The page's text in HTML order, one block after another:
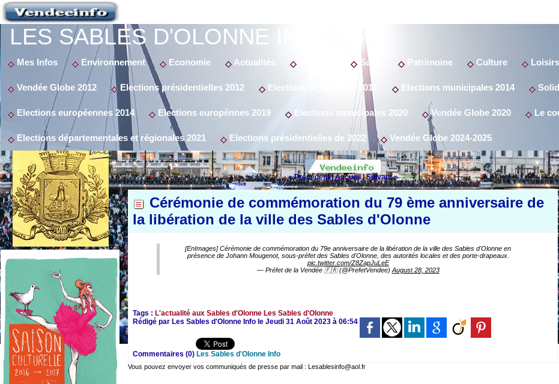
LES SABLES D'OLONNE INFO
Mes Infos Environnement Economie Actualités Santé Patrimoine Culture Loisirs
Vendée Globe 2012 Elections présidentielles 2012 Elections législatives 2012 Elections municipales 2014
Elections européennes 2014 Elections europénnes 2019 Elections municipales 2020 Vendée Globe 2020 Le
Elections départementales et régionales 2021 Elections présidentielles de 2022 Vendée Globe 2024-2025
« Précédent |Accueil |Suivant »
Cérémonie de commémoration du 79 ème anniversaire de
la libération de la ville des Sables d'Olonne
[EnImages] Cérémonie de commémoration du 79e anniversaire de la libération de la ville des Sables d'Olonne en
présence de Johann Mougenot, sous-préfet des Sables d'Olonne, des autorités locales et des porte-drapeaux.
pic.twitter.com/Z8ZapJuLeE
— Préfet de la Vendée 🇫🇷 (@PrefetVendee) August 28, 2023
Tags : L'actualité aux Sables d'Olonne Les Sables d'Olonne
Rédigé par Les Sables d'Olonne Info le Jeudi 31 Août 2023 à 06:54
Commentaires (0) Les Sables d'Olonne Info
Vous pouvez envoyer vos communiqués de presse par mail : Lesablesinfo@aol.fr